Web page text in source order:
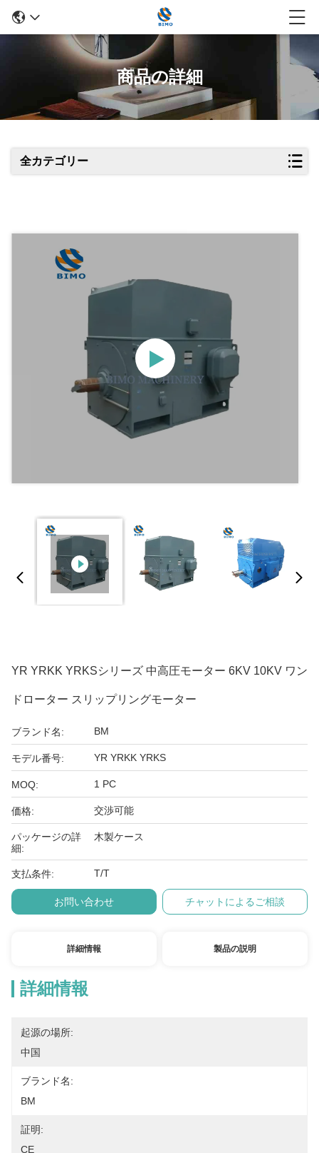
商品の詳細
全カテゴリー
YR YRKK YRKSシリーズ 中高圧モーター 6KV 10KV ワン
ドローター スリップリングモーター
ブランド名: BM
モデル番号: YR YRKK YRKS
MOQ: 1 PC
価格: 交渉可能
パッケージの詳
細:
木製ケース
支払条件: T/T
お問い合わせ チャットによるご相談
詳細情報 製品の説明
詳細情報
起源の場所:
中国
ブランド名:
BM
証明:
CE